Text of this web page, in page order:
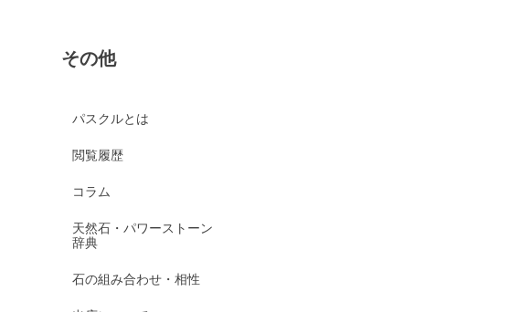
その他
パスクルとは
閲覧履歴
コラム
天然石・パワーストーン
辞典
石の組み合わせ・相性